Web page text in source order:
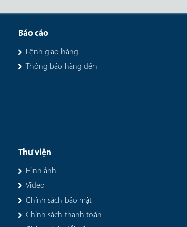
Báo cáo
Lệnh giao hàng
Thông báo hàng đến
Thư viện
Hình ảnh
Video
Chính sách bảo mật
Chính sách thanh toán